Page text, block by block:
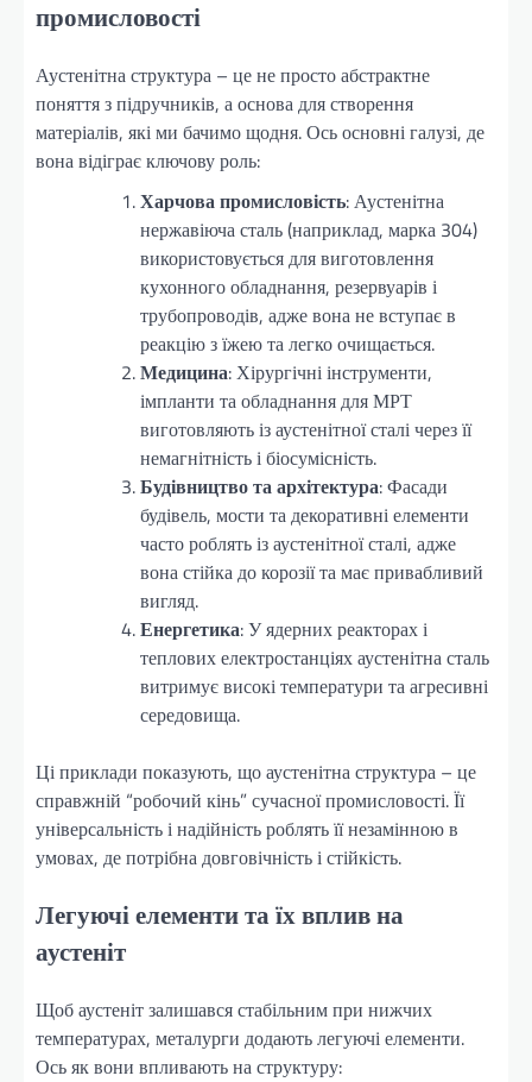
промисловості
Аустенітна структура – це не просто абстрактне
поняття з підручників, а основа для створення
матеріалів, які ми бачимо щодня. Ось основні галузі, де
вона відіграє ключову роль:
Харчова промисловість: Аустенітна
нержавіюча сталь (наприклад, марка 304)
використовується для виготовлення
кухонного обладнання, резервуарів і
трубопроводів, адже вона не вступає в
реакцію з їжею та легко очищається.
Медицина: Хірургічні інструменти,
імпланти та обладнання для МРТ
виготовляють із аустенітної сталі через її
немагнітність і біосумісність.
Будівництво та архітектура: Фасади
будівель, мости та декоративні елементи
часто роблять із аустенітної сталі, адже
вона стійка до корозії та має привабливий
вигляд.
Енергетика: У ядерних реакторах і
теплових електростанціях аустенітна сталь
витримує високі температури та агресивні
середовища.
Ці приклади показують, що аустенітна структура – це
справжній “робочий кінь” сучасної промисловості. Її
універсальність і надійність роблять її незамінною в
умовах, де потрібна довговічність і стійкість.
Легуючі елементи та їх вплив на
аустеніт
Щоб аустеніт залишався стабільним при нижчих
температурах, металурги додають легуючі елементи.
Ось як вони впливають на структуру: